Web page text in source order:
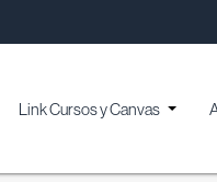
Link Cursos y Canvas